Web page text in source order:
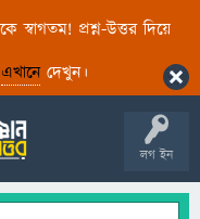
স্বাগতম! প্রশ্ন-উত্তর দিয়ে
এখানেদেখুন।
লগ ইন